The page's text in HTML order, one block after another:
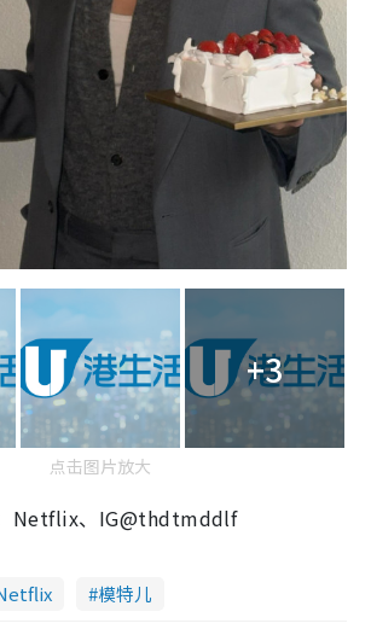
+3
点击图片放大
Netflix、IG@thdtmddlf
模特儿